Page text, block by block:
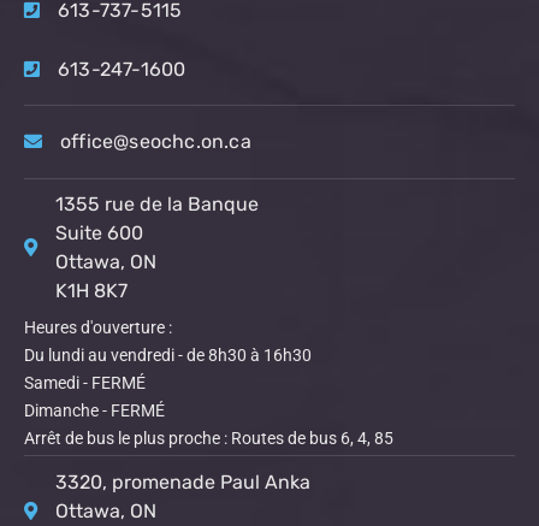
613-737-5115
613-247-1600
office@seochc.on.ca
1355 rue de la Banque
Suite 600
Ottawa, ON
K1H 8K7
Heures d'ouverture :
Du lundi au vendredi - de 8h30 à 16h30
Samedi - FERMÉ
Dimanche - FERMÉ
Arrêt de bus le plus proche : Routes de bus 6, 4, 85
3320, promenade Paul Anka
Ottawa, ON